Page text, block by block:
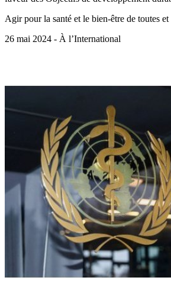
Agir pour la santé et le bien-être de toutes et
26 mai 2024 - À l’International